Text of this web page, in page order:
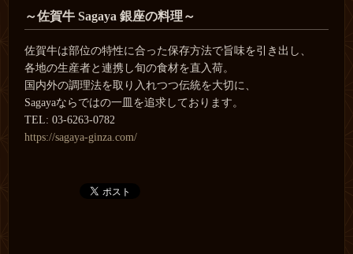
～佐賀牛 Sagaya 銀座の料理～
佐賀牛は部位の特性に合った保存方法で旨味を引き出し、
各地の生産者と連携し旬の食材を直入荷。
国内外の調理法を取り入れつつ伝統を大切に、
Sagayaならではの一皿を追求しております。
TEL: 03-6263-0782
https://sagaya-ginza.com/